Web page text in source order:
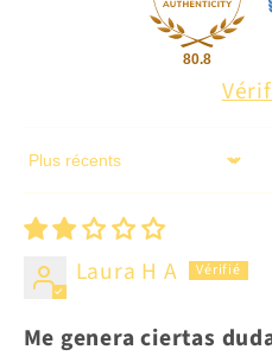
80.8
Sort by
Laura H A
Me genera ciertas